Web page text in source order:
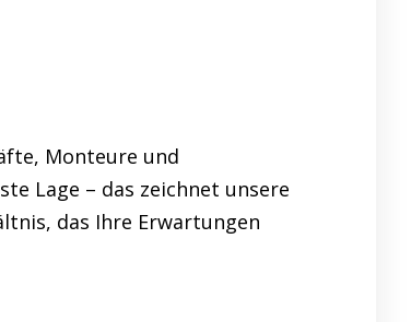
Monteure und
Lage – das zeichnet unsere
das Ihre Erwartungen